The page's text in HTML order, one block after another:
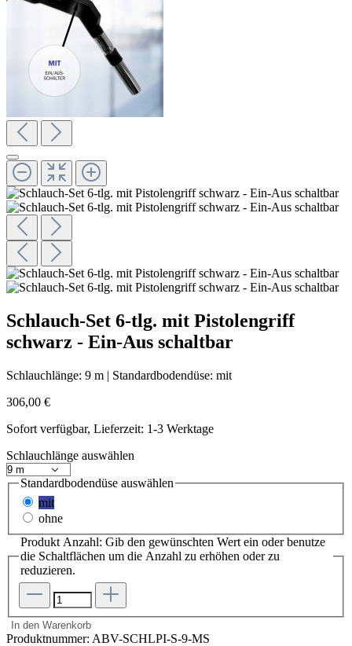
Schlauch-Set 6-tlg. mit Pistolengriff
schwarz - Ein-Aus schaltbar
Schlauchlänge: 9 m | Standardbodendüse: mit
306,00 €
Sofort verfügbar, Lieferzeit: 1-3 Werktage
Schlauchlänge auswählen
Standardbodendüse auswählen
mit
ohne
Produkt Anzahl: Gib den gewünschten Wert ein oder benutze
die Schaltflächen um die Anzahl zu erhöhen oder zu
reduzieren.
In den Warenkorb
Produktnummer: ABV-SCHLPI-S-9-MS